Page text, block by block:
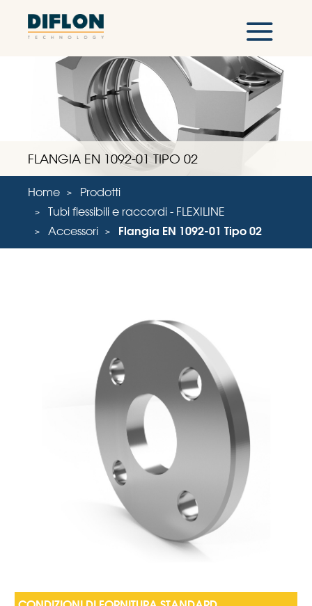
FLANGIA EN 1092-01 TIPO 02
Home
Prodotti
Tubi flessibili e raccordi - FLEXILINE
Accessori
Flangia EN 1092-01 Tipo 02